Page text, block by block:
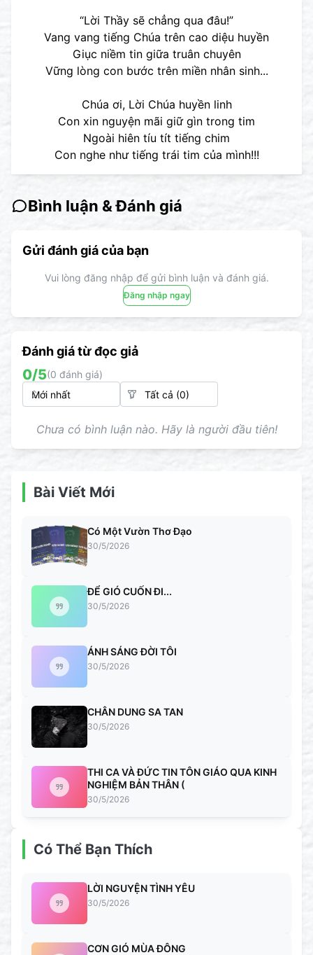
“Lời Thầy sẽ chẳng qua đâu!”
Vang vang tiếng Chúa trên cao diệu huyền
Giục niềm tin giữa truân chuyên
Vững lòng con bước trên miền nhân sinh...
Chúa ơi, Lời Chúa huyền linh
Con xin nguyện mãi giữ gìn trong tim
Ngoài hiên tíu tít tiếng chim
Con nghe như tiếng trái tim của mình!!!
Bình luận & Đánh giá
Gửi đánh giá của bạn
Vui lòng đăng nhập để gửi bình luận và đánh giá.
Đăng nhập ngay
Đánh giá từ đọc giả
0/5(0 đánh giá)
Chưa có bình luận nào. Hãy là người đầu tiên!
Bài Viết Mới
Có Một Vườn Thơ Đạo
30/5/2026
ĐỂ GIÓ CUỐN ĐI...
30/5/2026
ÁNH SÁNG ĐỜI TÔI
30/5/2026
CHÂN DUNG SA TAN
30/5/2026
THI CA VÀ ĐỨC TIN TÔN GIÁO QUA KINH
NGHIỆM BẢN THÂN (
30/5/2026
Có Thể Bạn Thích
LỜI NGUYỆN TÌNH YÊU
30/5/2026
CƠN GIÓ MÙA ĐÔNG